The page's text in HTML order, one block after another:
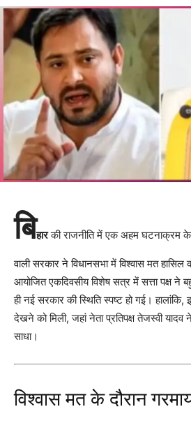
बिहारकी राजनीति में एक अहम घटनाक्रम
वाली सरकार ने विधानसभा में विश्वास मत
आयोजित एकदिवसीय विशेष सत्र में सत्ता पक्ष ने
ही नई सरकार की स्थिति स्पष्ट हो गई।
देखने को मिली, जहां नेता प्रतिपक्ष तेजस्वी
साधा।
विश्वास मत के दौरान